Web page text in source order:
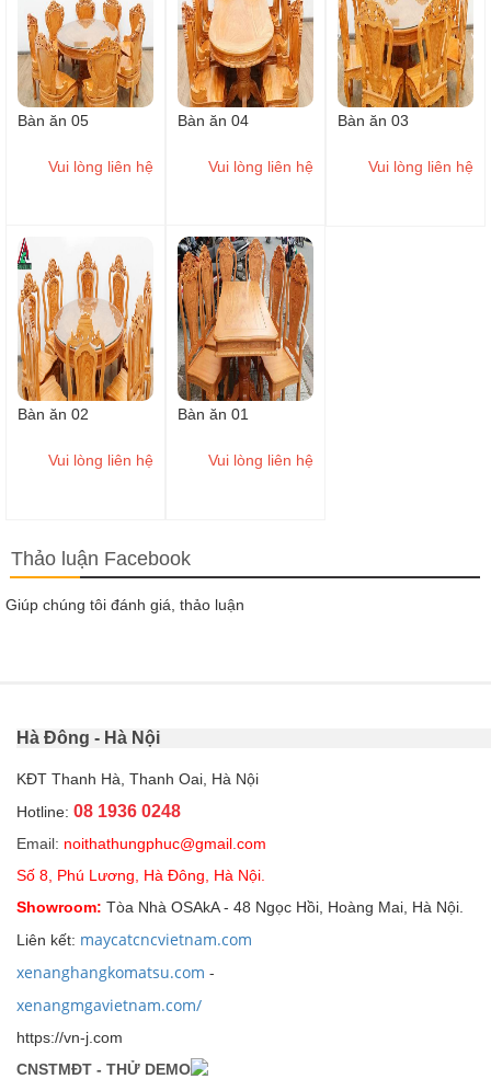
Bàn ăn 05
Vui lòng liên hệ
Bàn ăn 04
Vui lòng liên hệ
Bàn ăn 03
Vui lòng liên hệ
Bàn ăn 02
Vui lòng liên hệ
Bàn ăn 01
Vui lòng liên hệ
Thảo luận Facebook
Giúp chúng tôi đánh giá, thảo luận
Hà Đông - Hà Nội
KĐT Thanh Hà, Thanh Oai, Hà Nội
Hotline: 08 1936 0248
Email: noithathungphuc@gmail.com
Số 8, Phú Lương, Hà Đông, Hà Nội.
Showroom: Tòa Nhà OSAkA - 48 Ngọc Hồi, Hoàng Mai, Hà Nội.
Liên kết: maycatcncvietnam.com
xenanghangkomatsu.com -
xenangmgavietnam.com/
https://vn-j.com
CNSTMĐT - THỬ DEMO